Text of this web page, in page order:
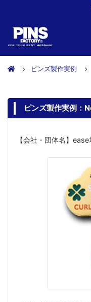
ピンズ製作実例
ピンズ製作実例：
【会社・団体名】